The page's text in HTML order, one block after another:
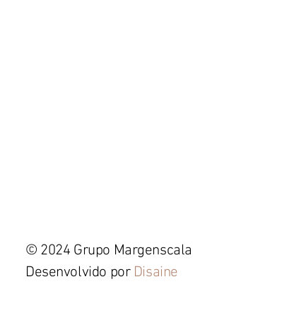
© 2024 Grupo Margenscala
Desenvolvido por Disaine